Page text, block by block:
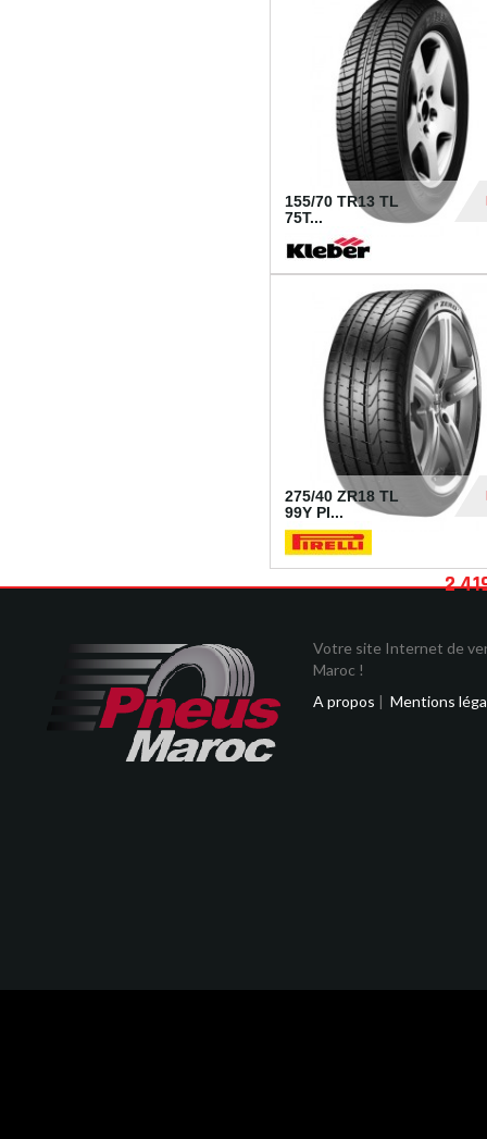
155/70 TR13 TL
75T...
275/40 ZR18 TL
99Y PI...
2
Votre site Internet de
Maroc !
A propos | Mentions